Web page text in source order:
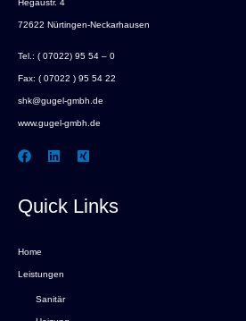
Hegaustr. 4
72622 Nürtingen-Neckarhausen
Tel.: ( 07022) 95 54 – 0
Fax: ( 07022 ) 95 54 22
shk@gugel-gmbh.de
www.gugel-gmbh.de
Quick Links
Home
Leistungen
Sanitär